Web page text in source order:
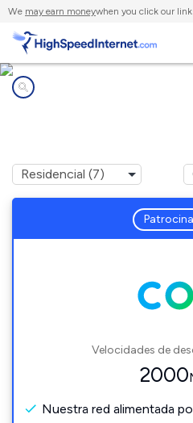
We may earn moneywhen you click our
Velocidades de
2000
Nuestra red alimentada